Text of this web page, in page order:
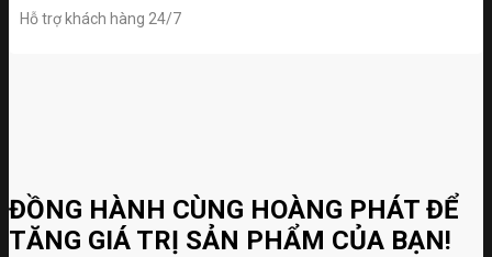
Hỗ trợ khách hàng 24/7
ĐỒNG HÀNH CÙNG HOÀNG PHÁT ĐỂ
TĂNG GIÁ TRỊ SẢN PHẨM CỦA BẠN!